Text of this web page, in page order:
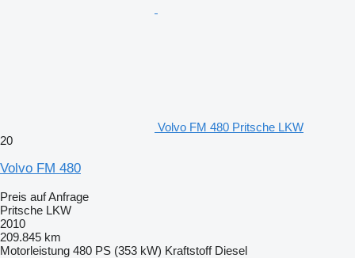
Volvo FM 480 Pritsche LKW
20
Volvo FM 480
Preis auf Anfrage
Pritsche LKW
2010
209.845 km
Motorleistung 480 PS (353 kW) Kraftstoff Diesel